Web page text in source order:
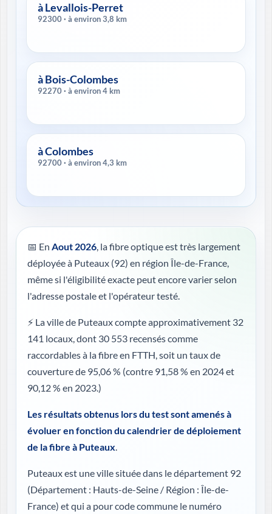
à Levallois-Perret
92300 · à environ 3,8 km
à Bois-Colombes
92270 · à environ 4 km
à Colombes
92700 · à environ 4,3 km
📅 En Aout 2026, la fibre optique est très largement
déployée à Puteaux (92) en région Île-de-France,
même si l'éligibilité exacte peut encore varier selon
l'adresse postale et l'opérateur testé.
⚡ La ville de Puteaux compte approximativement 32
141 locaux, dont 30 553 recensés comme
raccordables à la fibre en FTTH, soit un taux de
couverture de 95,06 % (contre 91,58 % en 2024 et
90,12 % en 2023.)
Les résultats obtenus lors du test sont amenés à
évoluer en fonction du calendrier de déploiement
de la fibre à Puteaux.
Puteaux est une ville située dans le département 92
(Département : Hauts-de-Seine / Région : Île-de-
France) et qui a pour code commune le numéro